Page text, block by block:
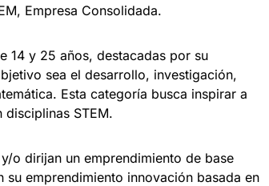
Empresa Consolidada.
14 y 25 años, destacadas por su
sea el desarrollo, investigación,
Esta categoría busca inspirar a
STEM.
o dirijan un emprendimiento de base
su emprendimiento innovación basada en